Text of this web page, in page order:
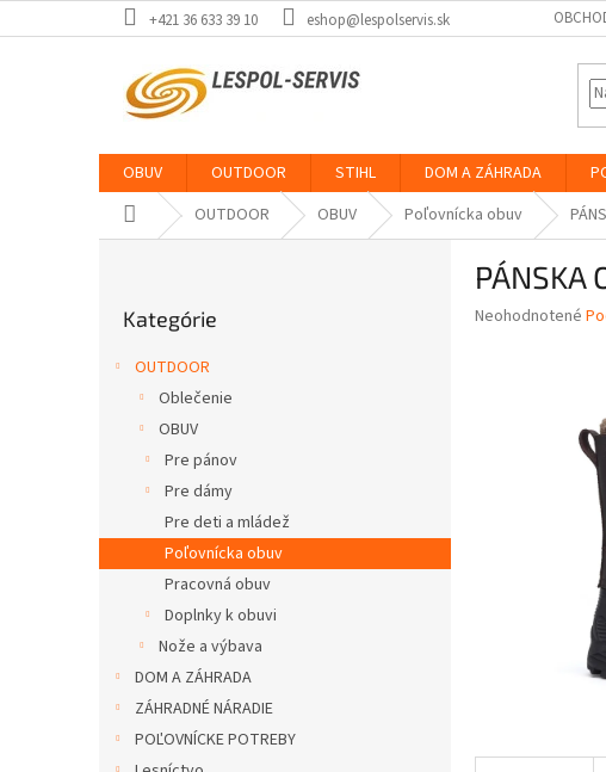
na
+421 36 633 39 10 eshop@lespolservis.sk
OBUV OUTDOOR STIHL DOM A ZÁHRADA
Domov OUTDOOR OBUV Poľovnícka obuv
kategórie
Kategórie
OUTDOOR
Oblečenie
OBUV
Pre pánov
Pre dámy
Pre deti a mládež
Poľovnícka obuv
Pracovná obuv
Doplnky k obuvi
Nože a výbava
DOM A ZÁHRADA
ZÁHRADNÉ NÁRADIE
POĽOVNÍCKE POTREBY
PÁNSKA
Priemerné
Neohodnotené